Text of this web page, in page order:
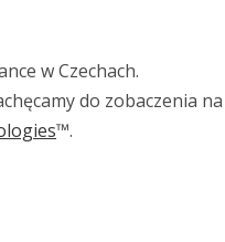
w Czechach.
do zobaczenia
™.